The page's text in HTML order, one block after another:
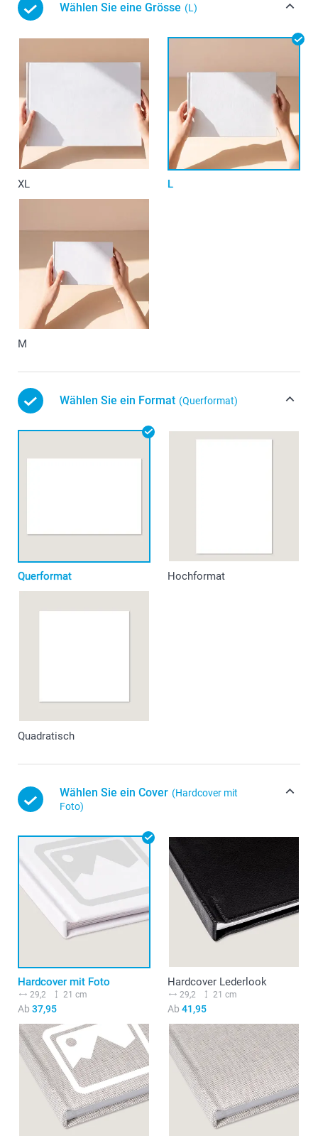
Wählen Sie eine Grösse (L)
XL L
M
Wählen Sie ein Format (Querformat)
Querformat Hochformat
Quadratisch
Wählen Sie ein Cover (Hardcover mit
Foto)
Hardcover mit Foto
29,2 21 cm
Ab 37,95
Hardcover Lederlook
29,2 21 cm
Ab 41,95